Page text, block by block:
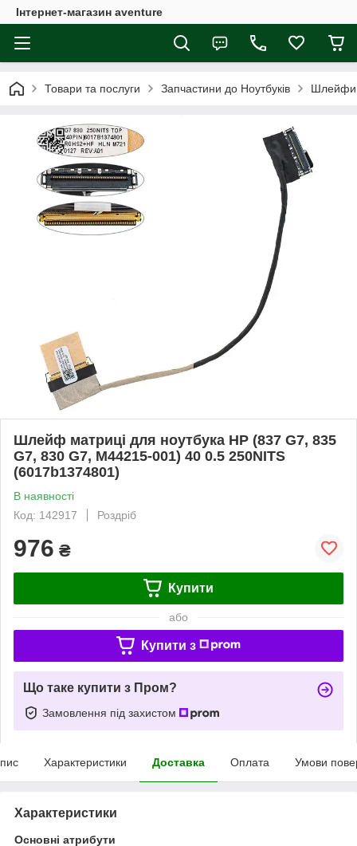
Інтернет-магазин aventure
Товари та послуги Запчастини до Ноутбуків Шлейфи
Шлейф матриці для ноутбука HP (837 G7, 835
G7, 830 G7, M44215-001) 40 0.5 250NITS
(6017b1374801)
В наявності
Код: 142917
Роздріб
976 ₴
Купити
або
Купити з
Що таке купити з Пром?
Замовлення під захистом
Характеристики Доставка Оплата Умови
Характеристики
Основні атрибути